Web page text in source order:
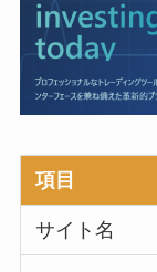
項目
サイト名